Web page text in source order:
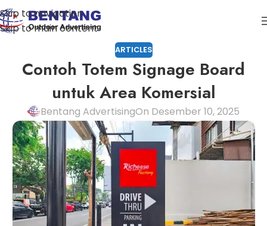
Skip to navigation
Skip to main content
ARTICLES
Contoh Totem Signage Board
untuk Area Komersial
Bentang AdvertisingOn Desember 10, 2025